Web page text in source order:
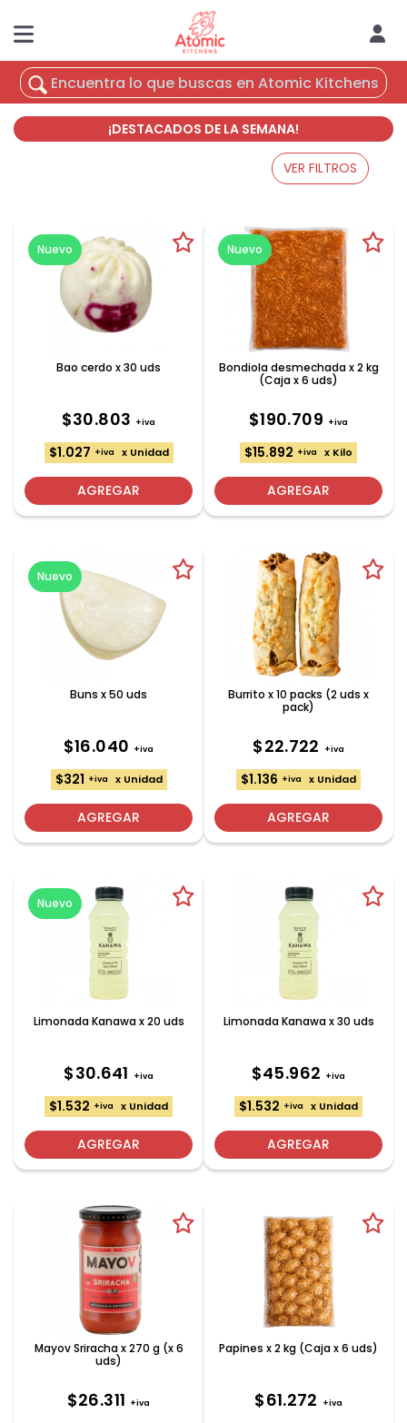
¡DESTACADOS DE LA SEMANA!
VER FILTROS
Nuevo
Bao cerdo x 30 uds
$30.803 +iva
$1.027 +iva x Unidad
AGREGAR
Nuevo
Bondiola desmechada x 2 kg
(Caja x 6 uds)
$190.709 +iva
$15.892 +iva x Kilo
AGREGAR
Nuevo
Buns x 50 uds
$16.040 +iva
$321 +iva x Unidad
AGREGAR
Burrito x 10 packs (2 uds x
pack)
$22.722 +iva
$1.136 +iva x Unidad
AGREGAR
Nuevo
Limonada Kanawa x 20 uds
$30.641 +iva
$1.532 +iva x Unidad
AGREGAR
Limonada Kanawa x 30 uds
$45.962 +iva
$1.532 +iva x Unidad
AGREGAR
Mayov Sriracha x 270 g (x 6
uds)
$26.311 +iva
Papines x 2 kg (Caja x 6 uds)
$61.272 +iva